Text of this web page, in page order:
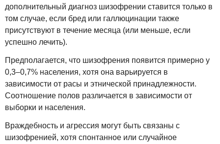
дополнительный диагноз шизофрении ставится только в
том случае, если бред или галлюцинации также
присутствуют в течение месяца (или меньше, если
успешно лечить).
Предполагается, что шизофрения появится примерно у
0,3–0,7% населения, хотя она варьируется в
зависимости от расы и этнической принадлежности.
Соотношение полов различается в зависимости от
выборки и населения.
Враждебность и агрессия могут быть связаны с
шизофренией, хотя спонтанное или случайное